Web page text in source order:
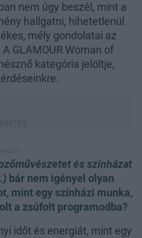
nem úgy beszél, mint a
hallgatni, hihetetlenül
mély gondolatai az
GLAMOUR Woman of
kategória jelöltje,
és színházat
bár nem igényel olyan
mint egy színházi munka,
a zsúfolt programodba?
időt és energiát, mint egy